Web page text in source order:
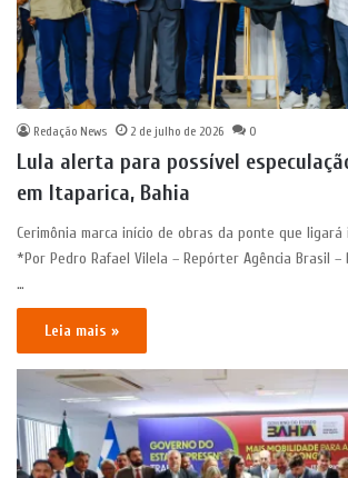
Redação News 2 de julho de 2026 0
Lula alerta para possível
em Itaparica, Bahia
Cerimônia marca início de obras da ponte que
*Por Pedro Rafael Vilela – Repórter Agência Brasil –
…
Leia mais »